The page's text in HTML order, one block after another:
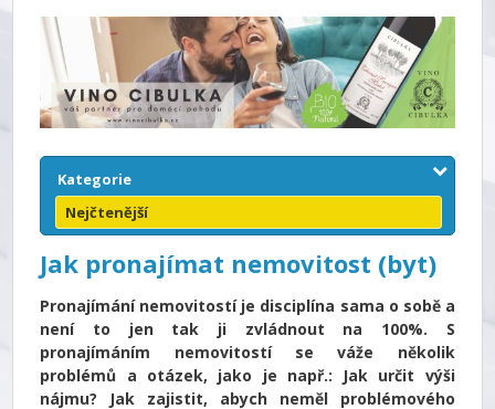
Kategorie
Nejčtenější
Jak pronajímat nemovitost (byt)
Pronajímání nemovitostí je disciplína sama o sobě a
není to jen tak ji zvládnout na 100%. S
pronajímáním nemovitostí se váže několik
problémů a otázek, jako je např.: Jak určit výši
nájmu? Jak zajistit, abych neměl problémového